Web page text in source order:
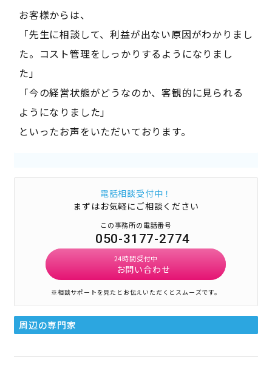
お客様からは、
「先生に相談して、利益が出ない原因がわかりまし
た。コスト管理をしっかりするようになりまし
た」
「今の経営状態がどうなのか、客観的に見られる
ようになりました」
といったお声をいただいております。
電話相談受付中！
まずはお気軽にご相談ください
この事務所の電話番号
050-3177-2774
24時間受付中
お問い合わせ
※相談サポートを見たとお伝えいただくとスムーズです。
周辺の専門家